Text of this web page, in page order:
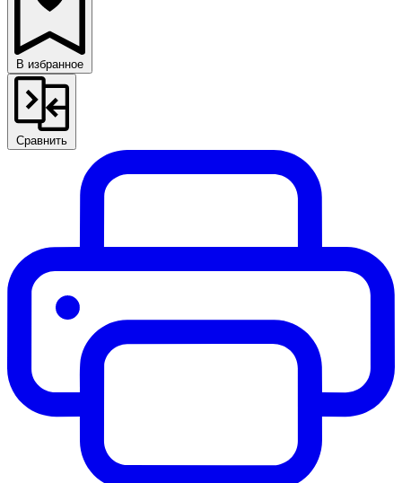
В избранное
Сравнить